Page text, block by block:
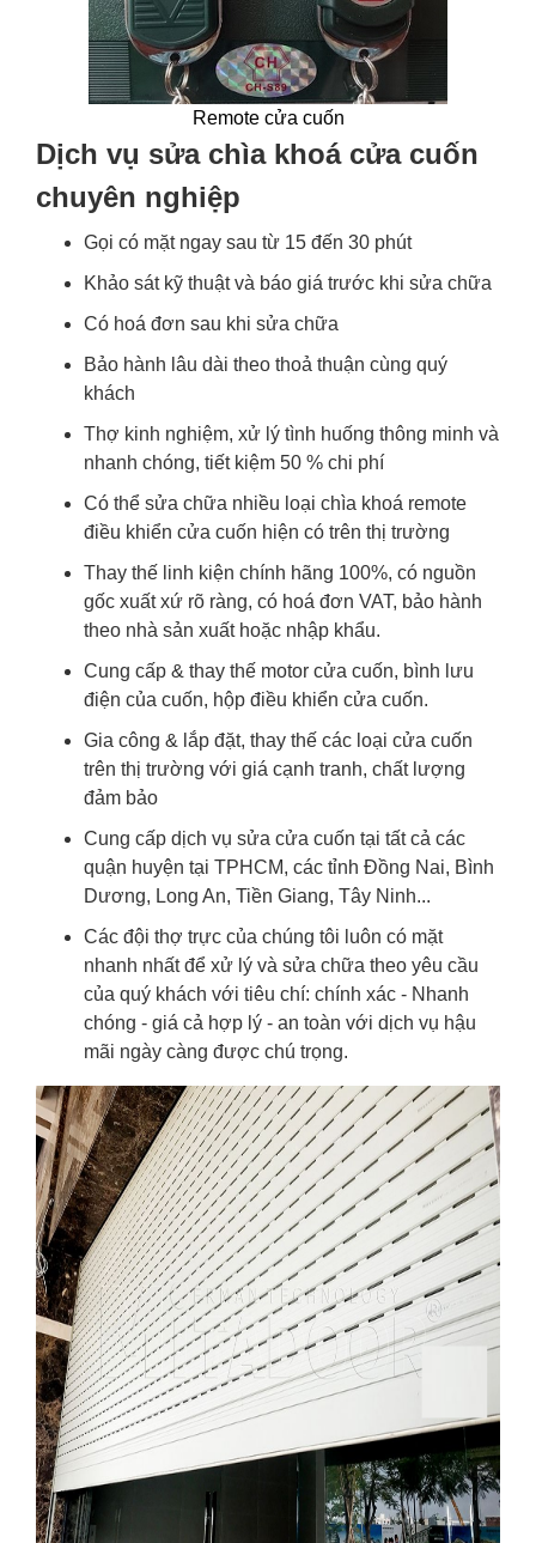
Remote cửa cuốn
Dịch vụ sửa chìa khoá cửa cuốn
chuyên nghiệp
Gọi có mặt ngay sau từ 15 đến 30 phút
Khảo sát kỹ thuật và báo giá trước khi sửa chữa
Có hoá đơn sau khi sửa chữa
Bảo hành lâu dài theo thoả thuận cùng quý
khách
Thợ kinh nghiệm, xử lý tình huống thông minh và
nhanh chóng, tiết kiệm 50 % chi phí
Có thể sửa chữa nhiều loại chìa khoá remote
điều khiển cửa cuốn hiện có trên thị trường
Thay thế linh kiện chính hãng 100%, có nguồn
gốc xuất xứ rõ ràng, có hoá đơn VAT, bảo hành
theo nhà sản xuất hoặc nhập khẩu.
Cung cấp & thay thế motor cửa cuốn, bình lưu
điện của cuốn, hộp điều khiển cửa cuốn.
Gia công & lắp đặt, thay thế các loại cửa cuốn
trên thị trường với giá cạnh tranh, chất lượng
đảm bảo
Cung cấp dịch vụ sửa cửa cuốn tại tất cả các
quận huyện tại TPHCM, các tỉnh Đồng Nai, Bình
Dương, Long An, Tiền Giang, Tây Ninh...
Các đội thợ trực của chúng tôi luôn có mặt
nhanh nhất để xử lý và sửa chữa theo yêu cầu
của quý khách với tiêu chí: chính xác - Nhanh
chóng - giá cả hợp lý - an toàn với dịch vụ hậu
mãi ngày càng được chú trọng.